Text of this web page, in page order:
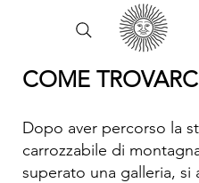
COME
Dopo aver percorso la
carrozzabile di
superato una galleria, si